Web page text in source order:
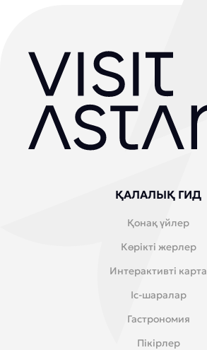
ҚАЛАЛЫҚ ГИД
Қонақ үйлер
Көрікті жерлер
Интерактивті карта
Іс-шаралар
Гастрономия
Пікірлер